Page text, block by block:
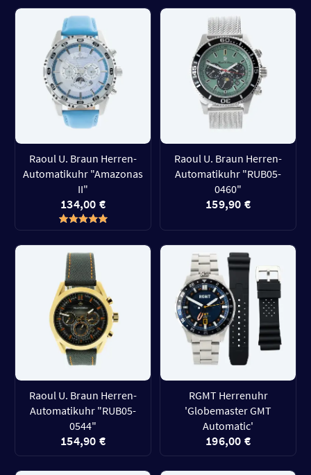
Raoul U. Braun Herren-
Automatikuhr "Amazonas
II"
134,00 €
Raoul U. Braun Herren-
Automatikuhr "RUB05-
0460"
159,90 €
Raoul U. Braun Herren-
Automatikuhr "RUB05-
0544"
154,90 €
RGMT Herrenuhr
'Globemaster GMT
Automatic'
196,00 €